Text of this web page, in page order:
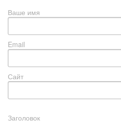
Ваше имя
Email
Сайт
Заголовок